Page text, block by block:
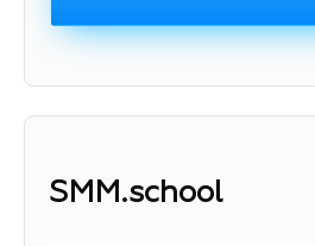
SMM.school